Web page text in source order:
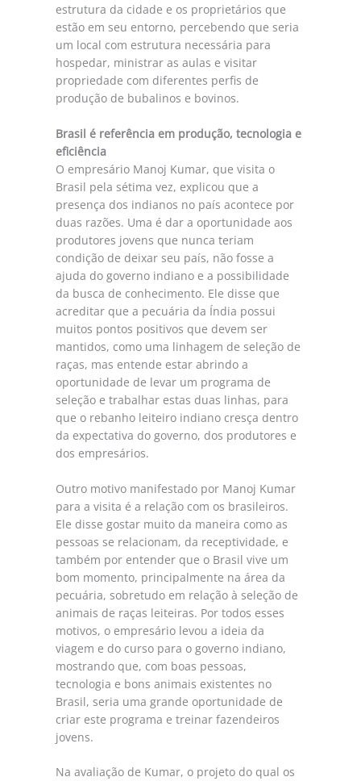
estrutura da cidade e os proprietários que
estão em seu entorno, percebendo que seria
um local com estrutura necessária para
hospedar, ministrar as aulas e visitar
propriedade com diferentes perfis de
produção de bubalinos e bovinos.
Brasil é referência em produção, tecnologia e
eficiência
O empresário Manoj Kumar, que visita o
Brasil pela sétima vez, explicou que a
presença dos indianos no país acontece por
duas razões. Uma é dar a oportunidade aos
produtores jovens que nunca teriam
condição de deixar seu país, não fosse a
ajuda do governo indiano e a possibilidade
da busca de conhecimento. Ele disse que
acreditar que a pecuária da Índia possui
muitos pontos positivos que devem ser
mantidos, como uma linhagem de seleção de
raças, mas entende estar abrindo a
oportunidade de levar um programa de
seleção e trabalhar estas duas linhas, para
que o rebanho leiteiro indiano cresça dentro
da expectativa do governo, dos produtores e
dos empresários.
Outro motivo manifestado por Manoj Kumar
para a visita é a relação com os brasileiros.
Ele disse gostar muito da maneira como as
pessoas se relacionam, da receptividade, e
também por entender que o Brasil vive um
bom momento, principalmente na área da
pecuária, sobretudo em relação à seleção de
animais de raças leiteiras. Por todos esses
motivos, o empresário levou a ideia da
viagem e do curso para o governo indiano,
mostrando que, com boas pessoas,
tecnologia e bons animais existentes no
Brasil, seria uma grande oportunidade de
criar este programa e treinar fazendeiros
jovens.
Na avaliação de Kumar, o projeto do qual os